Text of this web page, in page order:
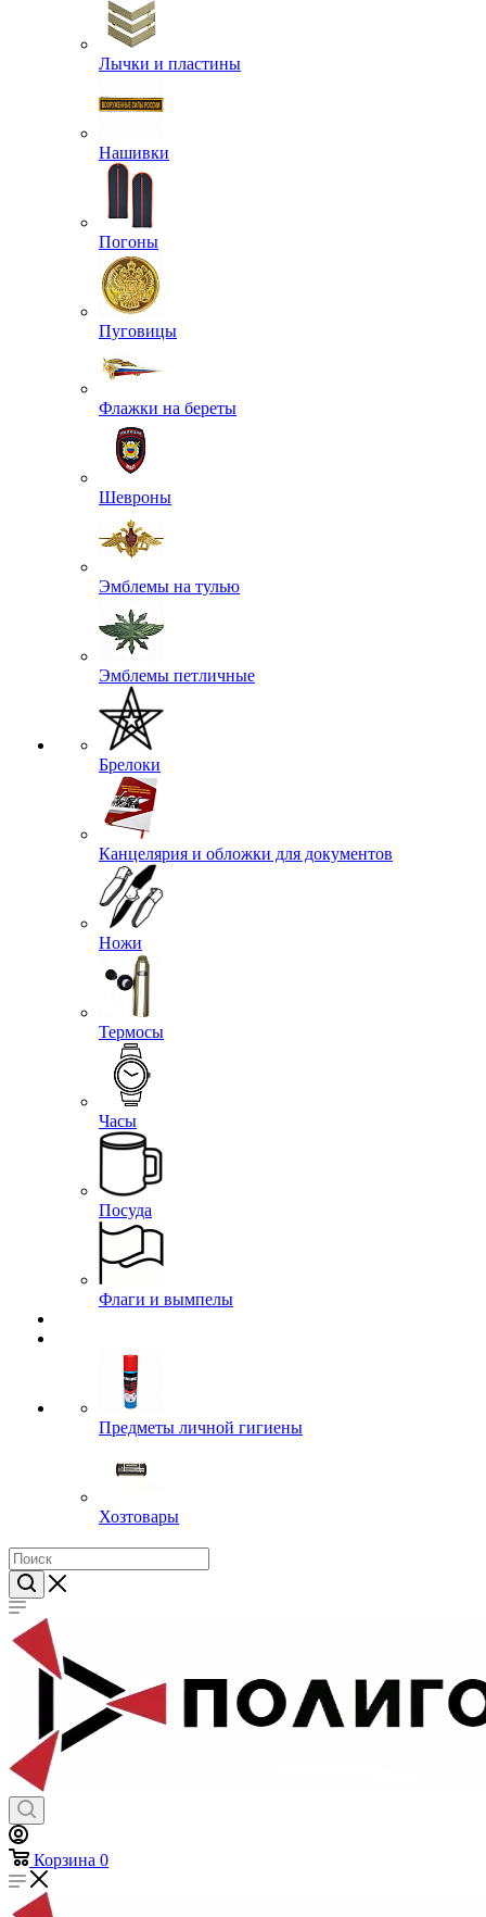
Лычки и пластины
Нашивки
Погоны
Пуговицы
Флажки на береты
Шевроны
Эмблемы на тулью
Эмблемы петличные
Брелоки
Канцелярия и обложки для документов
Ножи
Термосы
Часы
Посуда
Флаги и вымпелы
Предметы личной гигиены
Хозтовары
Корзина 0